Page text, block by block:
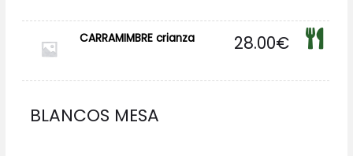
CARRAMIMBRE crianza 28.00€
BLANCOS MESA